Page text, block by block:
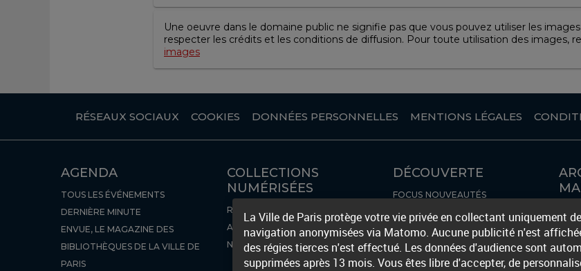
Une oeuvre dans le domaine public ne signifie pas que vous pouvez utiliser les
respecter les crédits et les conditions de diffusion. Pour toute utilisation des images,
images
RÉSEAUX SOCIAUX COOKIES DONNÉES PERSONNELLES MENTIONS LÉGALES
AGENDA
TOUS LES ÉVÉNEMENTS
DERNIÈRE MINUTE
ENVUE, LE MAGAZINE DES
BIBLIOTHÈQUES DE LA VILLE DE
PARIS
COLLECTIONS
NUMÉRISÉES
RÉCEMMENT NUMÉRISÉ
AUTRES BIBLIOTHÈQUES
NUMÉRIQUES
DÉCOUVERTE
FOCUS NOUVEAUTÉS
La Ville de Paris protège votre vie privée en collectant uniquement
navigation anonymisées via Matomo. Aucune publicité n'est
des régies tierces n'est effectué. Les données d'audience sont
supprimées après 13 mois. Vous êtes libre d'accepter, de